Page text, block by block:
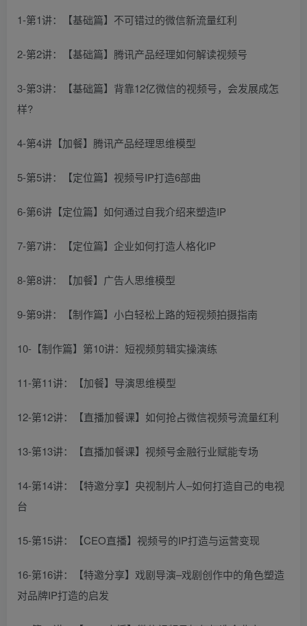
1-第1讲：【基础篇】不可错过的微信新流量红利
2-第2讲：【基础篇】腾讯产品经理如何解读视频号
3-第3讲：【基础篇】背靠12亿微信的视频号，会发展成怎
样?
4-第4讲【加餐】腾讯产品经理思维模型
5-第5讲：【定位篇】视频号IP打造6部曲
6-第6讲【定位篇】如何通过自我介绍来塑造IP
7-第7讲：【定位篇】企业如何打造人格化IP
8-第8讲：【加餐】广告人思维模型
9-第9讲：【制作篇】小白轻松上路的短视频拍摄指南
10-【制作篇】第10讲：短视频剪辑实操演练
11-第11讲：【加餐】导演思维模型
12-第12讲：【直播加餐课】如何抢占微信视频号流量红利
13-第13讲：【直播加餐课】视频号金融行业赋能专场
14-第14讲：【特邀分享】央视制片人–如何打造自己的电视
台
15-第15讲：【CEO直播】视频号的IP打造与运营变现
16-第16讲：【特邀分享】戏剧导演–戏剧创作中的角色塑造
对品牌IP打造的启发